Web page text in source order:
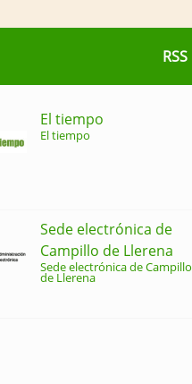
RSS
El tiempo
El tiempo
Sede electrónica de
Campillo de Llerena
Sede electrónica de Campillo
de Llerena